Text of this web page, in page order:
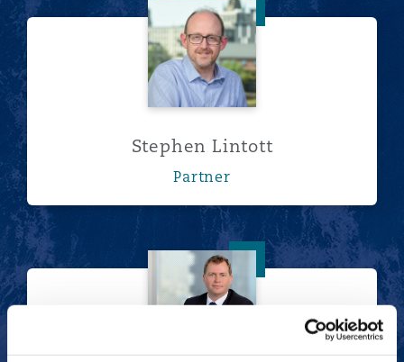
Stephen Lintott
Stephen Lintott
Partner
Peter Greatrex